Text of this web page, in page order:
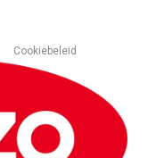
Cookiebeleid